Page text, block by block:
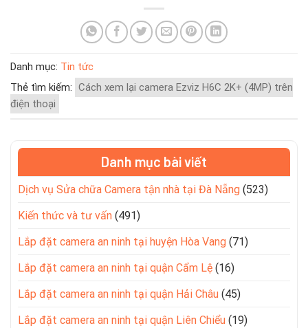
Danh mục: Tin tức
Thẻ tìm kiếm: Cách xem lại camera Ezviz H6C 2K+ (4MP) trên
điện thoại
Danh mục bài viết
Dịch vụ Sửa chữa Camera tận nhà tại Đà Nẵng (523)
Kiến thức và tư vấn (491)
Lắp đặt camera an ninh tại huyện Hòa Vang (71)
Lắp đặt camera an ninh tại quận Cẩm Lệ (16)
Lắp đặt camera an ninh tại quận Hải Châu (45)
Lắp đặt camera an ninh tại quận Liên Chiểu (19)